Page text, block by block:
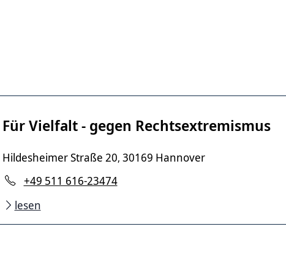
Für Vielfalt - gegen Rechtsextremismus
Hildesheimer Straße 20, 30169 Hannover
+49 511 616-23474
lesen